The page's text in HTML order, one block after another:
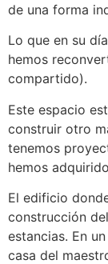
de una forma
Lo que en su
hemos
compartido).
Este espacio
construir otro
tenemos
hemos
El edificio
construcción
estancias. En
casa del